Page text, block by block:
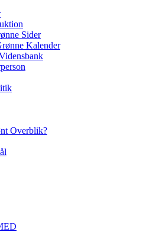
Sider
Kalender
Overblik?